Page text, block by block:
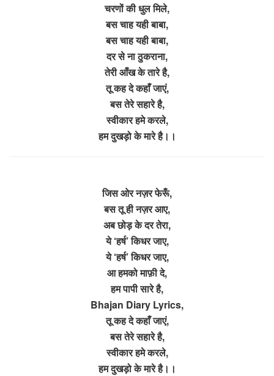
चरणों की धुल मिले,
बस चाह यही बाबा,
बस चाह यही बाबा,
दर से ना ठुकराना,
तेरी आँख के तारे है,
तू कह दे कहाँ जाएं,
बस तेरे सहारे है,
स्वीकार हमे करले,
हम दुखड़ो के मारे है।।
जिस ओर नज़र फेरूँ,
बस तू ही नज़र आए,
अब छोड़ के दर तेरा,
ये ‘हर्ष’ किधर जाए,
ये ‘हर्ष’ किधर जाए,
आ हमको माफ़ी दे,
हम पापी सारे है,
Bhajan Diary Lyrics,
तू कह दे कहाँ जाएं,
बस तेरे सहारे है,
स्वीकार हमे करले,
हम दुखड़ो के मारे है।।